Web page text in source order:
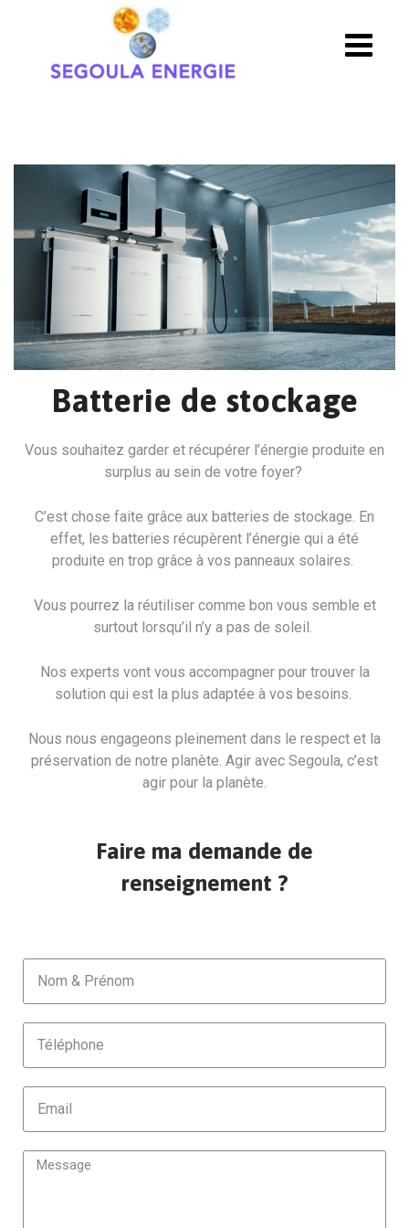
Batterie de stockage
Vous souhaitez garder et récupérer l’énergie produite en
surplus au sein de votre foyer?
C’est chose faite grâce aux batteries de stockage. En
effet, les batteries récupèrent l’énergie qui a été
produite en trop grâce à vos panneaux solaires.
Vous pourrez la réutiliser comme bon vous semble et
surtout lorsqu’il n’y a pas de soleil.
Nos experts vont vous accompagner pour trouver la
solution qui est la plus adaptée à vos besoins.
Nous nous engageons pleinement dans le respect et la
préservation de notre planète. Agir avec Segoula, c’est
agir pour la planète.
Faire ma demande de
renseignement ?